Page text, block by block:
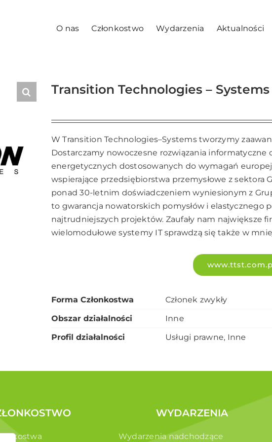
O nas Członkostwo Wydarzenia Aktualności
Transition Technologies – Systems
W Transition Technologies–Systems tworzymy
Dostarczamy nowoczesne rozwiązania
energetycznych dostosowanych do wymagań
wspierające przedsiębiorstwa przemysłowe z sektora
ponad 30-letnim doświadczeniem wyniesionym z
to gwarancja nowatorskich pomysłów i elastycznego
najtrudniejszych projektów. Zaufały nam największe
wielomodułowe systemy IT sprawdzą się także w
Forma Członkostwa
Członek zwykły
Obszar działalności
Inne
Profil działalności
Usługi prawne, Inne
WYDARZENIA
Wydarzenia nadchodzące